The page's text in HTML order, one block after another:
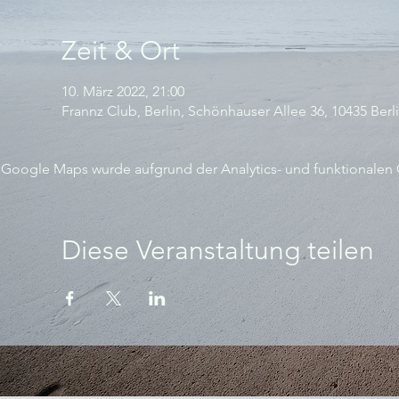
Zeit & Ort
10. März 2022, 21:00
Frannz Club, Berlin, Schönhauser Allee 36, 10435
Google Maps wurde aufgrund der Analytics- und
Diese Veranstaltung teilen